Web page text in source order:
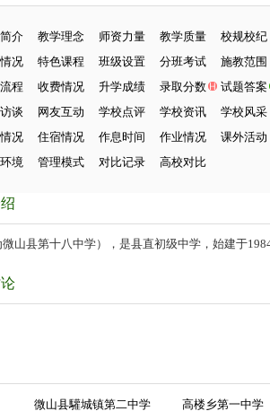
介 教学理念 师资力量 教学质量
校规校纪
况 特色课程 班级设置 分班考试
施教范围
程 收费情况 升学成绩 录取分数
试题答案
谈 网友互动 学校点评 学校资讯
学校风采
况 住宿情况 作息时间 作业情况
课外活动
境 管理模式 对比记录 高校对比
山县第十八中学），是县直初级中学，始建于
微山县驩城镇第二中学
高楼乡第一中学